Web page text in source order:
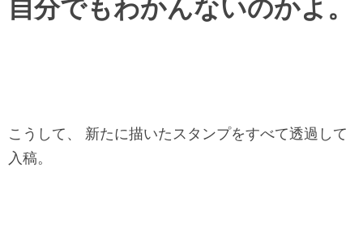
自分でもわかんないのかよ。
こうして、 新たに描いたスタンプをすべて透過して
入稿。